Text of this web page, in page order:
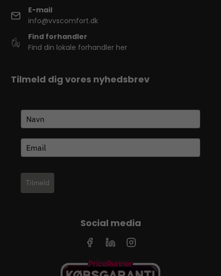
E-mail
info@vvscomfort.dk
Find forhandler
Find din lokale forhandler her
Tilmeld dig vores nyhedsbrev
Tilmeld
Social media